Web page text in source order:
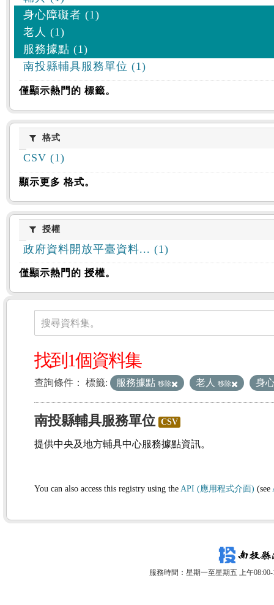
身心障礙者 (1)
老人 (1)
服務據點 (1)
南投縣輔具服務單位 (1)
僅顯示熱門的 標籤。
格式格式
CSV (1)
顯示更多 格式。
授權授權
政府資料開放平臺資料... (1)
僅顯示熱門的 授權。
資料集
搜尋資料集。
找到1個資料集
查詢條件： 標籤: 服務據點 移除 老人 移除 身
南投縣輔具服務單位 CSV
提供中央及地方輔具中心服務據點資訊。
You can also access this registry using the API (應用程式介面) (see
服務時間：星期一至星期五 上午